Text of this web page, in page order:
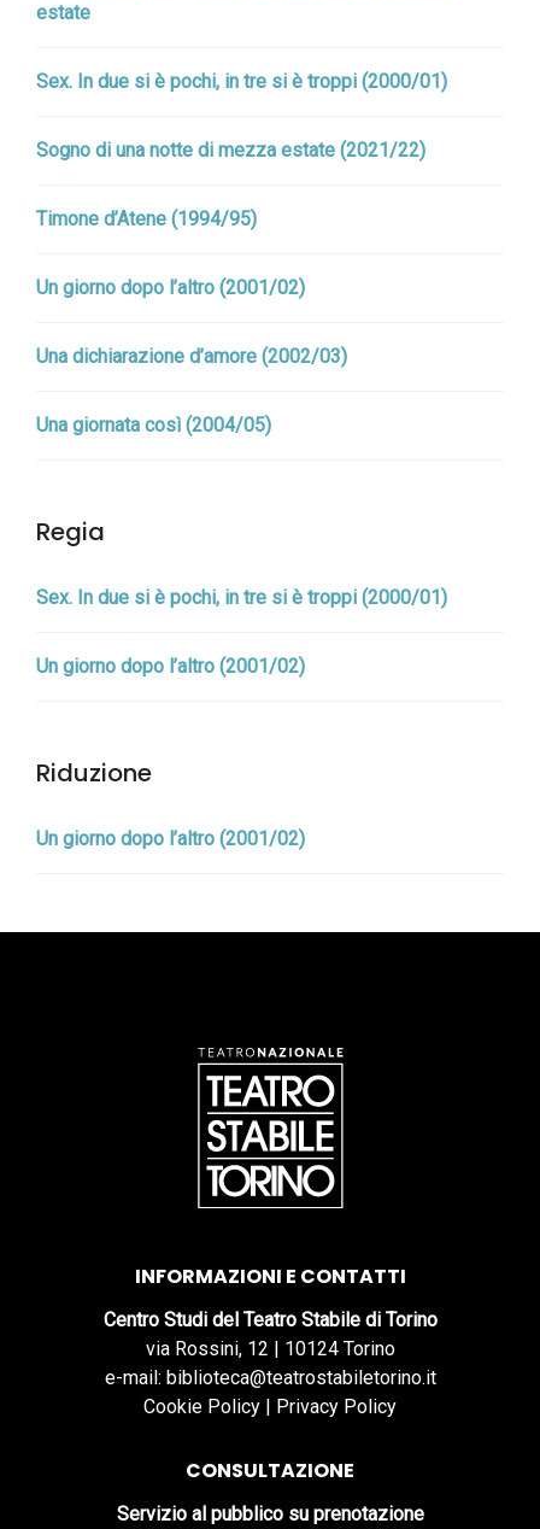
estate
Sex. In due si è pochi, in tre si è troppi (2000/01)
Sogno di una notte di mezza estate (2021/22)
Timone d’Atene (1994/95)
Un giorno dopo l’altro (2001/02)
Una dichiarazione d’amore (2002/03)
Una giornata così (2004/05)
Regia
Sex. In due si è pochi, in tre si è troppi (2000/01)
Un giorno dopo l’altro (2001/02)
Riduzione
Un giorno dopo l’altro (2001/02)
INFORMAZIONI E CONTATTI
Centro Studi del Teatro Stabile di Torino
via Rossini, 12 | 10124 Torino
e-mail: biblioteca@teatrostabiletorino.it
Cookie Policy | Privacy Policy
CONSULTAZIONE
Servizio al pubblico su prenotazione